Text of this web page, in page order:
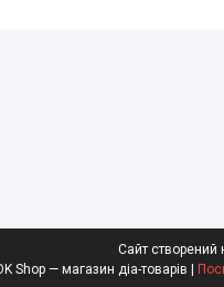
Сайт створений
SaharOK Shop — магазин діа-товарів |